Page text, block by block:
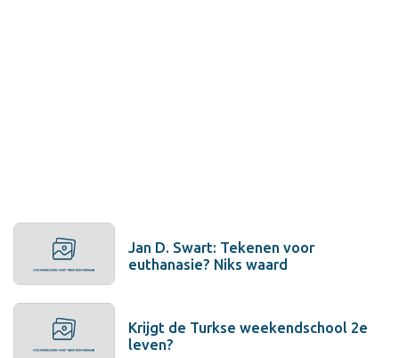
Jan D. Swart: Tekenen voor
euthanasie? Niks waard
Krijgt de Turkse weekendschool 2e
leven?